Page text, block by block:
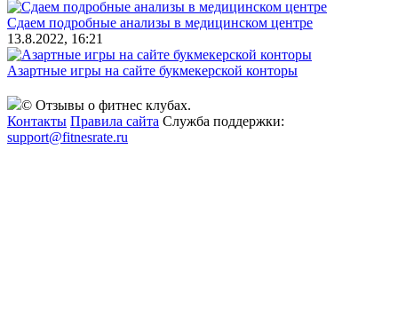
Сдаем подробные анализы в медицинском центре
13.8.2022, 16:21
Азартные игры на сайте букмекерской конторы
© Отзывы о фитнес клубах.
Контакты Правила сайта Служба поддержки:
support@fitnesrate.ru